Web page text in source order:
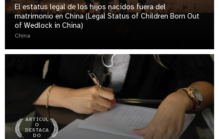
El estatus legal de los hijos nacidos fuera del
matrimonio en China (Legal Status of Children Born Out
of Wedlock in China)
China
ARTÍCUL
O
DESTACA
DO